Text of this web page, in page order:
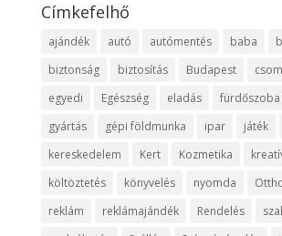
Címkefelhő
ajándék autó autómentés baba
biztonság
biztosítás Budapest
egyedi
Egészség eladás fürdőszoba
gyártás
gépi földmunka ipar játék
kereskedelem
Kert Kozmetika
költöztetés
könyvelés nyomda
reklám
reklámajándék Rendelés